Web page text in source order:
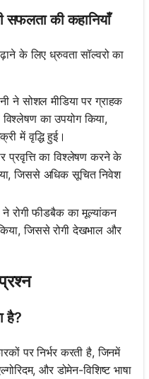
की कहानियाँ
के लिए ध्रुवता सॉल्वरो का
ने सोशल मीडिया पर ग्राहक
का उपयोग किया,
में वृद्धि हुई।
प्रवृत्ति का विश्लेषण करने के
जिससे अधिक सूचित निवेश
रोगी फीडबैक का मूल्यांकन
जिससे रोगी देखभाल और
है?
पर निर्भर करती है, जिनमें
और डोमेन-विशिष्ट भाषा